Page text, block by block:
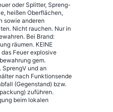
oder Splitter, Spreng-
heißen Oberflächen,
sowie anderen
Nicht rauchen. Nur in
Bei Brand:
räumen. KEINE
Feuer explosive
gem.
und an
nach Funktionsende
(Gegenstand) bzw.
zuführen.
beim lokalen